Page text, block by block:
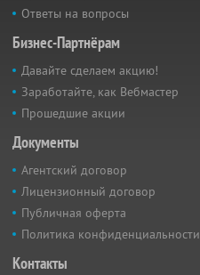
Ответы на вопросы
Бизнес-Партнёрам
Давайте сделаем акцию!
Заработайте, как Вебмастер
Прошедшие акции
Документы
Агентский договор
Лицензионный договор
Публичная оферта
Политика конфиденциальности
Контакты